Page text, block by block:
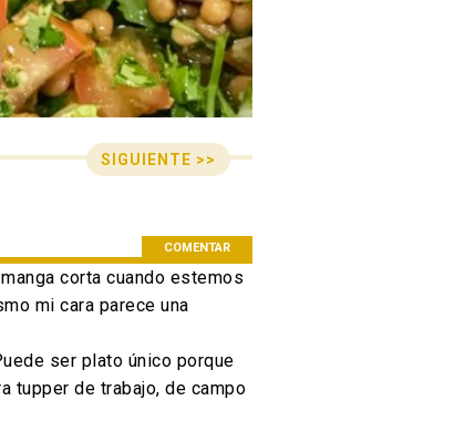
SIGUIENTE >>
COMENTAR
corta cuando estemos
mi cara parece una
ser plato único porque
tupper de trabajo, de campo